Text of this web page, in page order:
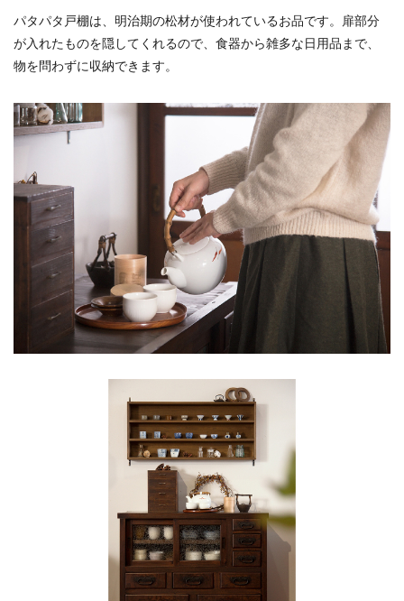
パタパタ戸棚は、明治期の松材が使われているお品です。扉部分
が入れたものを隠してくれるので、食器から雑多な日用品まで、
物を問わずに収納できます。